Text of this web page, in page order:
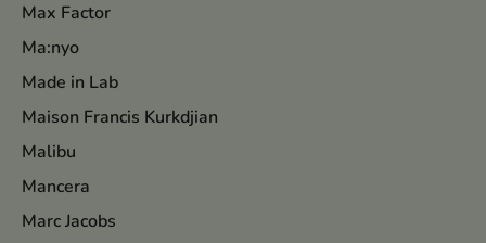
Max Factor
Ma:nyo
Made in Lab
Maison Francis Kurkdjian
Malibu
Mancera
Marc Jacobs